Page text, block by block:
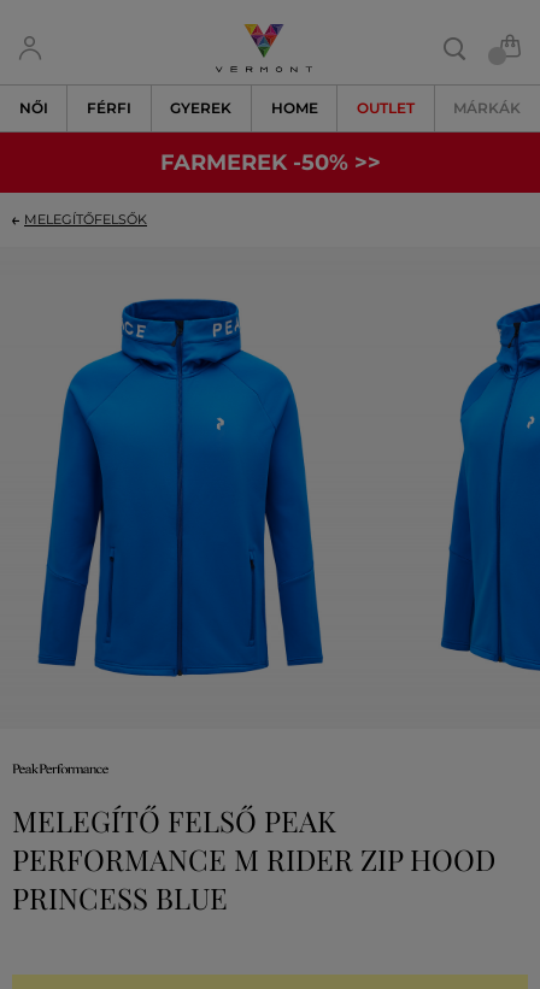
NŐI FÉRFI GYEREK HOME OUTLET MÁRKÁK
FARMEREK -50% >>
MELEGÍTŐFELSŐK
MELEGÍTŐ FELSŐ PEAK
PERFORMANCE M RIDER ZIP HOOD
PRINCESS BLUE